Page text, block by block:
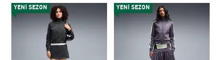
YENİ SEZON YENİ SEZON